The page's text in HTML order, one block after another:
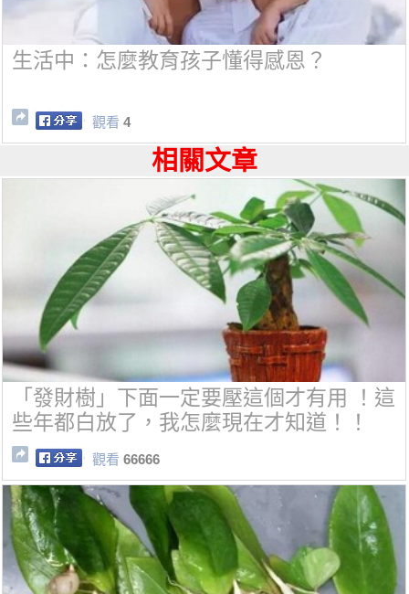
生活中：怎麼教育孩子懂得感恩？
觀看 4
相關文章
「發財樹」下面一定要壓這個才有用 ！這
些年都白放了，我怎麼現在才知道！！
觀看 66666